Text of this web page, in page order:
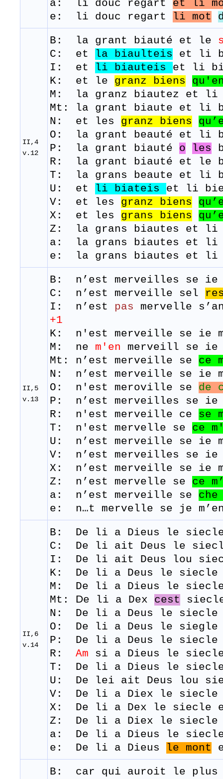
a: li douc regart et li
e: li douc regart
li mot
II,4
v.12
B: la grant biauté et le
C: et
la biaulteis et li
I: et
li biauteis
et li
K: et le granz biens
M: la granz biautez et li
Mt: la grant biaute et li
N: et les granz biens
O: la grant beauté et li
P: la grant biauté o les
R: la grant biauté et le
T: la grans beaute et li
U: et
li biateis
et li
V: et les granz biens
​X: et les grans biens
Z: la grans biautes et li
a: la grans biautes et li
e: la grans biautes et
II,5
v.13
B: n’est merveilles se ie
C: n’est merveille sel
I: n’est pas mervelle
+1
K: n'est merveille se ie
M: ne m'en merveill se ie
Mt: n’est merveille se ce
N: n’est merveille se ie
O: n'est meroville se de
P: n’est merveilles se ie
R: n'est merveille ce se
T: n'est mervelle se ce
U: n’est merveille se ie
V: n’est merveilles se ie
X: n’est merveille se ie
Z: n’est mervelle se ce
a: n’est merveille se che
e: n…t mervelle se je
II,6
v.14
B: De li a Dieus le
C: De li ait Deus le
I: De li ait Deus lou
K: De li a Deus le siecle
M: De
li a Dieus le
Mt: De li a Dex cest
N: De li a Deus le siecle
O: De li a Deus le siegle
P: De li a Deus le siecle
R: Am si a Dieus le
​T: De
li a Dieus le
U: De lei ait Deus lou
V: De li a Diex le siecle
X: De li a Dex le siecle
Z: De li a Diex le siecle
a: De li a Dieus le
e: De li a Dieus
le mont
B: car qui auroit le